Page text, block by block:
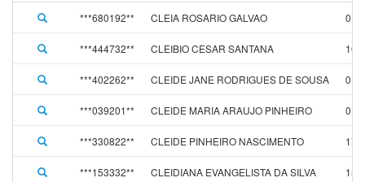
***680192** CLEIA ROSARIO GALVAO 01/
***444732** CLEIBIO CESAR SANTANA 16/
***402262** CLEIDE JANE RODRIGUES DE SOUSA 01/
***039201** CLEIDE MARIA ARAUJO PINHEIRO 01/
***330822** CLEIDE PINHEIRO NASCIMENTO 17/
***153332** CLEIDIANA EVANGELISTA DA SILVA 15/